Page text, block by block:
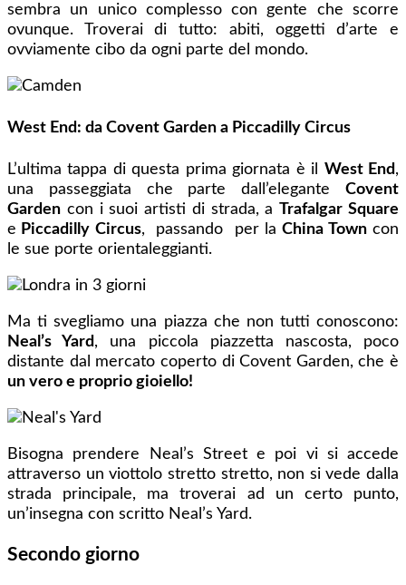
sembra un unico complesso con gente che scorre
ovunque. Troverai di tutto: abiti, oggetti d’arte e
ovviamente cibo da ogni parte del mondo.
West End: da Covent Garden a Piccadilly Circus
L’ultima tappa di questa prima giornata è il West End,
una passeggiata che parte dall’elegante Covent
Garden con i suoi artisti di strada, aTrafalgar Square
e Piccadilly Circus, passando per laChina Towncon
le sue porte orientaleggianti.
Ma ti svegliamo una piazza che non tutti conoscono:
Neal’s Yard, una piccola piazzetta nascosta, poco
distante dal mercato coperto di Covent Garden, che è
un vero e proprio gioiello!
Bisogna prendere Neal’s Street e poi vi si accede
attraverso un viottolo stretto stretto, non si vede dalla
strada principale, ma troverai ad un certo punto,
un’insegna con scritto Neal’s Yard.
Secondo giorno